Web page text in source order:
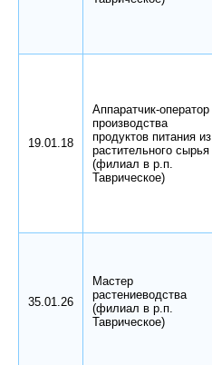
19.01.18
Аппаратчик-оператор
производства
продуктов питания из
растительного сырья
(филиал в р.п.
Таврическое)
35.01.26
Мастер
растениеводства
(филиал в р.п.
Таврическое)